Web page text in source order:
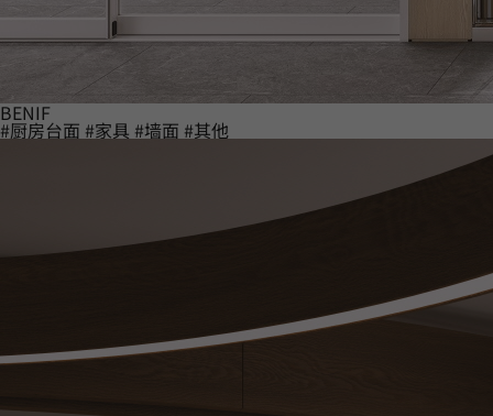
BENIF
#厨房台面 #家具 #墙面 #其他